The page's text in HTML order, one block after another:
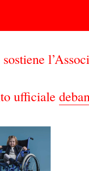
ufficiale